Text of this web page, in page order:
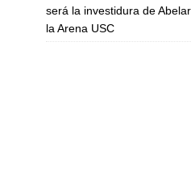
será la investidura de
la Arena USC